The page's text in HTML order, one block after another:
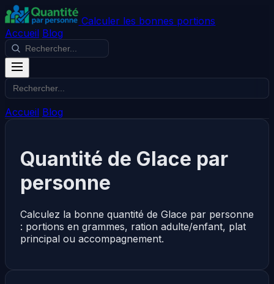
Calculer les bonnes portions
Accueil Blog
Accueil Blog
Quantité de Glace par
personne
Calculez la bonne quantité de Glace par personne
: portions en grammes, ration adulte/enfant, plat
principal ou accompagnement.